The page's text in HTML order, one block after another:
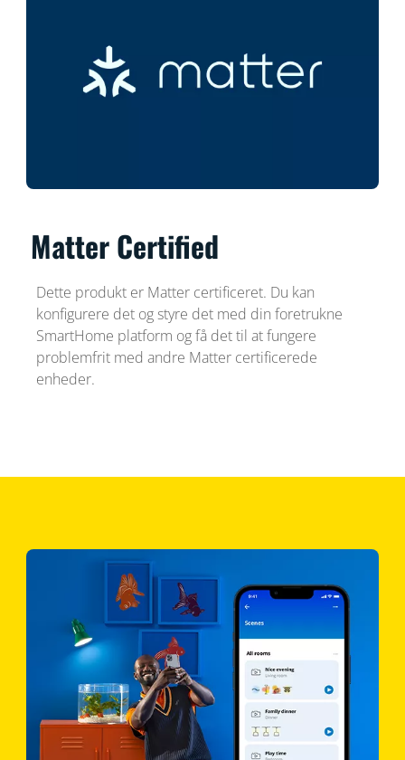
Matter Certified
Dette produkt er Matter certificeret. Du kan
konfigurere det og styre det med din foretrukne
SmartHome platform og få det til at fungere
problemfrit med andre Matter certificerede
enheder.